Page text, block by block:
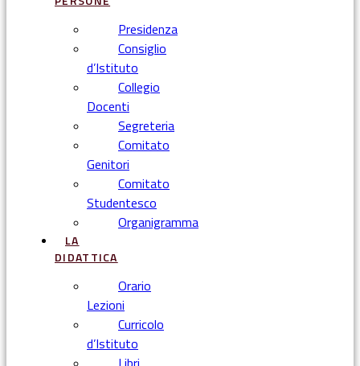
Presidenza
Consiglio
d’Istituto
Collegio
Docenti
Segreteria
Comitato
Genitori
Comitato
Studentesco
Organigramma
LA
DIDATTICA
Orario
Lezioni
Curricolo
d’Istituto